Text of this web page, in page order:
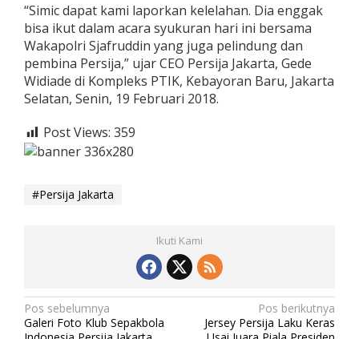
“Simic dapat kami laporkan kelelahan. Dia enggak
bisa ikut dalam acara syukuran hari ini bersama
Wakapolri Sjafruddin yang juga pelindung dan
pembina Persija,” ujar CEO Persija Jakarta, Gede
Widiade di Kompleks PTIK, Kebayoran Baru, Jakarta
Selatan, Senin, 19 Februari 2018.
Post Views: 359
Persija Jakarta
Ikuti Kami
N
Pos sebelumnya
Galeri Foto Klub Sepakbola
Pos berikutnya
Jersey Persija Laku Keras